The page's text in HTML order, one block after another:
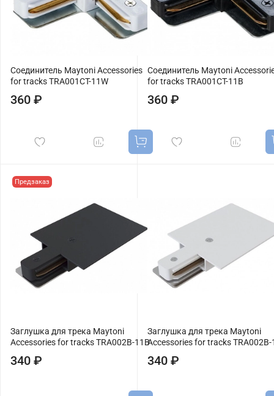
Соединитель Maytoni Accessories
for tracks TRA001CT-11W
360 ₽
Соединитель Maytoni
for tracks TRA001CT-11B
360 ₽
Предзаказ
Заглушка для трека Maytoni
Accessories for tracks TRA002B-11B
340 ₽
Заглушка для трека Maytoni
Accessories for tracks TRA002B-
340 ₽